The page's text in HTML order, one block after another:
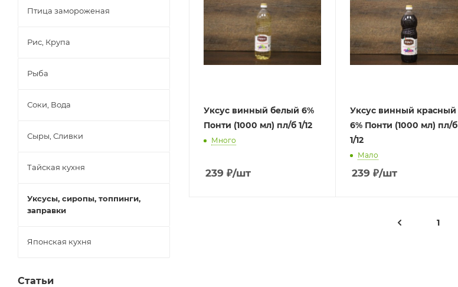
Уксус винный белый 6%
Понти (1000 мл) пл/б 1/12
Много
239 ₽/шт
Уксус винный красный
6% Понти (1000 мл) пл/б
1/12
Мало
239 ₽/шт
1
Птица замороженая
Рис, Крупа
Рыба
Соки, Вода
Сыры, Сливки
Тайская кухня
Уксусы, сиропы, топпинги,
заправки
Японская кухня
Статьи